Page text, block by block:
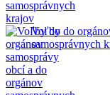
Voľby do
samosprávnych